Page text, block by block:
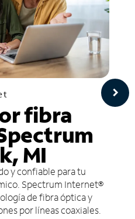
fibra
MI
y confiable para tu
Spectrum Internet®
de fibra óptica y
por líneas coaxiales.